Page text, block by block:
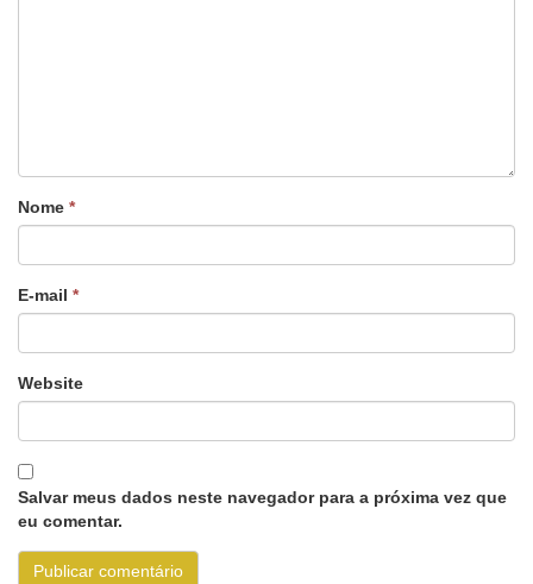
Nome *
E-mail *
Website
Salvar meus dados neste navegador para a próxima vez que
eu comentar.